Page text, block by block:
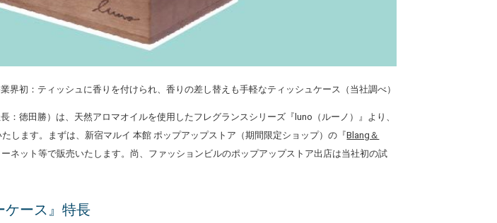
界初：ティッシュに香りを付けられ、香りの差し替えも手軽なティッシュケース（当社調べ）
：徳田勝）は、天然アロマオイルを使用したフレグランスシリーズ『luno（ルーノ）』より、
します。まずは、新宿マルイ 本館 ポップアップストア（期間限定ショップ）の『Blang＆
ネット等で販売いたします。尚、ファッションビルのポップアップストア出店は当社初の試
ケース』特長